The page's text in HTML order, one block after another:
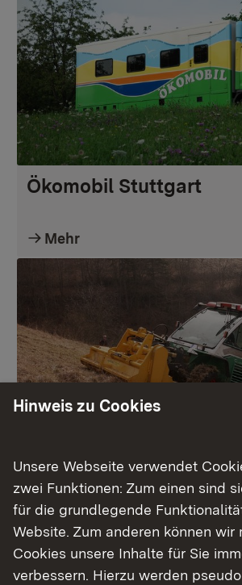
Ökomobil Stuttgart
Mehr
Pflegetrupp
Mehr
Hinweis zu Cookies
Unsere Webseite verwendet
zwei Funktionen: Zum einen sind
für die grundlegende
Website. Zum anderen können wir
Cookies unsere Inhalte für Sie
verbessern. Hierzu werden